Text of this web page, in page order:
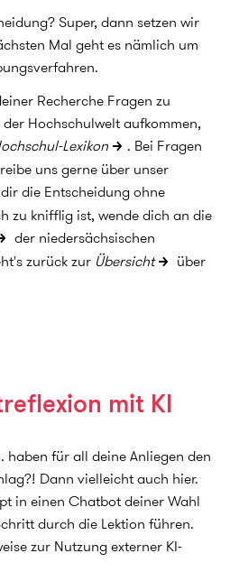
Super, dann setzen wir
Mal geht es nämlich um
Recherche Fragen zu
Hochschulwelt aufkommen,
Lexikon
. Bei Fragen
uns gerne über unser
die Entscheidung ohne
zu knifflig ist, wende dich an die
der niedersächsischen
zurück zur Übersicht
über
mit KI
haben für all deine Anliegen den
Dann vielleicht auch hier.
in einen Chatbot deiner Wahl
durch die Lektion führen.
zur Nutzung externer KI-